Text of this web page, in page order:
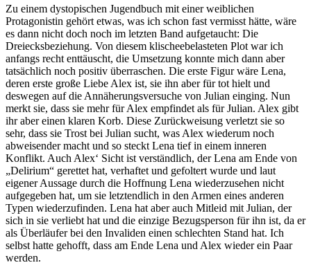
Zu einem dystopischen Jugendbuch mit einer weiblichen
Protagonistin gehört etwas, was ich schon fast vermisst hätte, wäre
es dann nicht doch noch im letzten Band aufgetaucht: Die
Dreiecksbeziehung. Von diesem klischeebelasteten Plot war ich
anfangs recht enttäuscht, die Umsetzung konnte mich dann aber
tatsächlich noch positiv überraschen. Die erste Figur wäre Lena,
deren erste große Liebe Alex ist, sie ihn aber für tot hielt und
deswegen auf die Annäherungsversuche von Julian einging. Nun
merkt sie, dass sie mehr für Alex empfindet als für Julian. Alex gibt
ihr aber einen klaren Korb. Diese Zurückweisung verletzt sie so
sehr, dass sie Trost bei Julian sucht, was Alex wiederum noch
abweisender macht und so steckt Lena tief in einem inneren
Konflikt. Auch Alex‘ Sicht ist verständlich, der Lena am Ende von
„Delirium“ gerettet hat, verhaftet und gefoltert wurde und laut
eigener Aussage durch die Hoffnung Lena wiederzusehen nicht
aufgegeben hat, um sie letztendlich in den Armen eines anderen
Typen wiederzufinden. Lena hat aber auch Mitleid mit Julian, der
sich in sie verliebt hat und die einzige Bezugsperson für ihn ist, da er
als Überläufer bei den Invaliden einen schlechten Stand hat. Ich
selbst hatte gehofft, dass am Ende Lena und Alex wieder ein Paar
werden.